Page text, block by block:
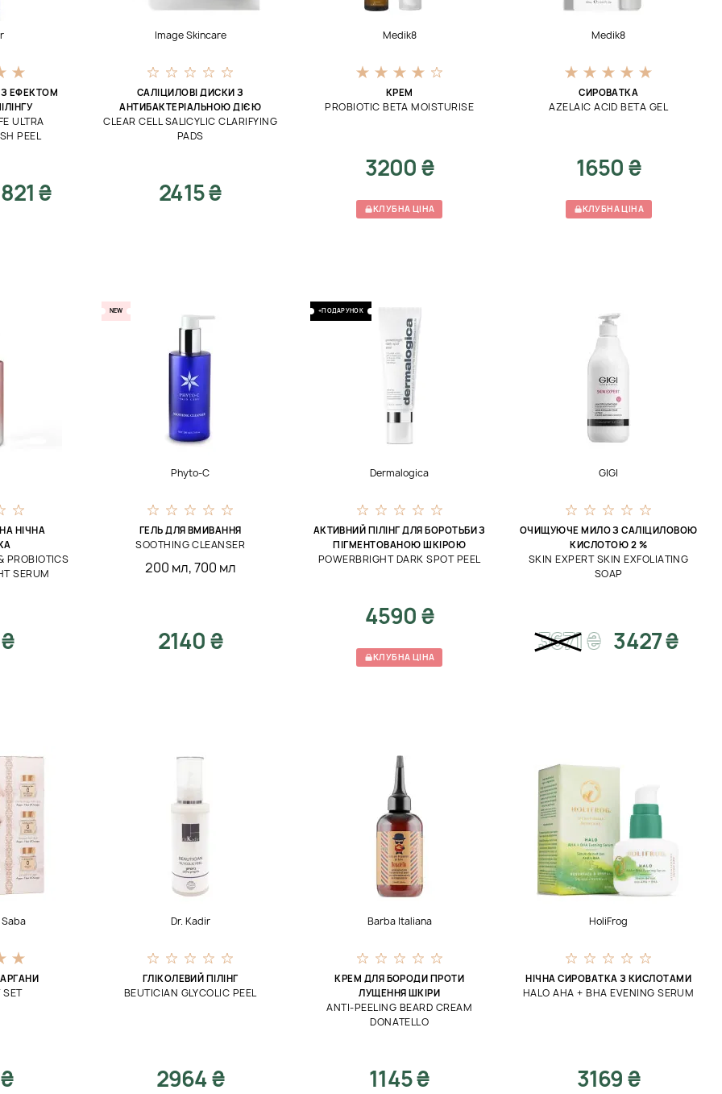
ЕФЕКТОМ
ULTRA
PEEL
₴
Image Skincare
САЛІЦИЛОВІ ДИСКИ З
АНТИБАКТЕРІАЛЬНОЮ ДІЄЮ
CLEAR CELL SALICYLIC CLARIFYING
PADS
2415 ₴
Medik8
КРЕМ
PROBIOTIC BETA MOISTURISE
3200 ₴
КЛУБНА ЦІНА
Medik8
СИРОВАТКА
AZELAIC ACID BETA GEL
1650 ₴
КЛУБНА ЦІНА
НІЧНА
PROBIOTICS
SERUM
NEW
Phyto-C
ГЕЛЬ ДЛЯ ВМИВАННЯ
SOOTHING CLEANSER
200 мл,700 мл
2140 ₴
+ПОДАРУНОК
Dermalogica
АКТИВНИЙ ПІЛІНГ ДЛЯ БОРОТЬБИ З
ПІГМЕНТОВАНОЮ ШКІРОЮ
POWERBRIGHT DARK SPOT PEEL
4590 ₴
КЛУБНА ЦІНА
GIGI
ОЧИЩУЮЧЕ МИЛО З САЛІЦИЛОВОЮ
КИСЛОТОЮ 2 %
SKIN EXPERT SKIN EXFOLIATING
SOAP
3671₴ 3427 ₴
Saba
SET
Dr. Kadir
ГЛІКОЛЕВИЙ ПІЛІНГ
BEUTICIAN GLYCOLIC PEEL
2964 ₴
Barba Italiana
КРЕМ ДЛЯ БОРОДИ ПРОТИ
ЛУЩЕННЯ ШКІРИ
ANTI-PEELING BEARD CREAM
DONATELLO
1145 ₴
HoliFrog
НІЧНА СИРОВАТКА З КИСЛОТАМИ
HALO AHA + BHA EVENING SERUM
3169 ₴